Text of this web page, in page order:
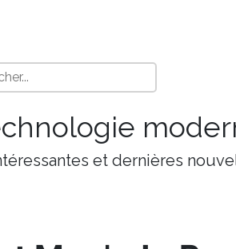
et dernières